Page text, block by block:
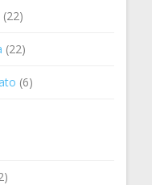
(22)
(22)
(6)